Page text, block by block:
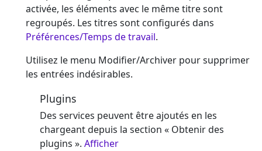
activée, les éléments avec le même titre sont
regroupés. Les titres sont configurés dans
Préférences/Temps de travail.
Utilisez le menu Modifier/Archiver pour supprimer
les entrées indésirables.
Plugins
Des services peuvent être ajoutés en les
chargeant depuis la section « Obtenir des
plugins ». Afficher